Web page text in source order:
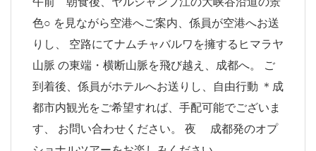
色○ を見ながら空港へご案内、係員が空港へお送
りし、 空路にてナムチャバルワを擁するヒマラヤ
山脈 の東端・横断山脈を飛び越え、成都へ。 ご
到着後、係員がホテルへお送りし、自由行動 ＊成
都市内観光をご希望すれば、手配可能でございま
す、 お問い合わせください。 夜 成都発のオプ